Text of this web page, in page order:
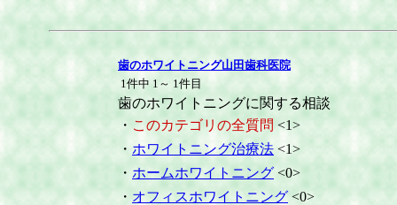
歯のホワイトニング山田歯科医院
1件中 1～ 1件目
歯のホワイトニングに関する相談
・ このカテゴリの全質問 <1>
・ ホワイトニング治療法 <1>
・ ホームホワイトニング <0>
・ オフィスホワイトニング<0>